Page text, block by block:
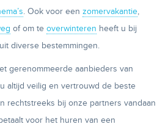
. Ook voor een zomervakantie,
of om te overwinteren heeft u bij
diverse bestemmingen.
gerenommeerde aanbieders van
altijd veilig en vertrouwd de beste
rechtstreeks bij onze partners vandaan
voor het huren van een